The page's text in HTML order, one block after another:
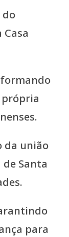
do
própria
da união
Santa
para